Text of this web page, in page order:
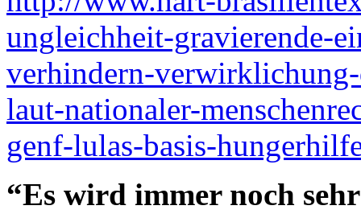
ungleichheit-gravierende-
verhindern-
laut-nationaler-
genf-lulas-basis-
“Es wird immer noch